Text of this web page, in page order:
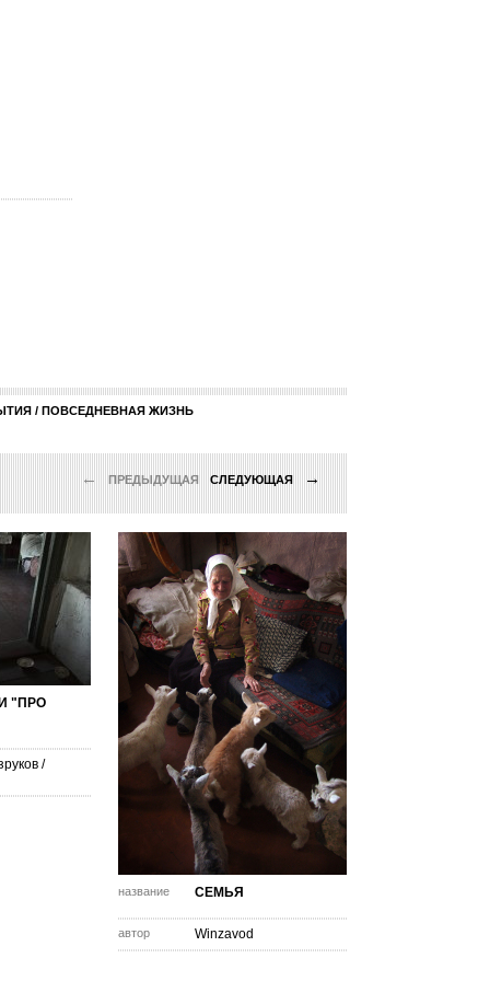
/ ПОВСЕДНЕВНАЯ ЖИЗНЬ
← ПРЕДЫДУЩАЯ СЛЕДУЮЩАЯ →
"ПРО
/
название СЕМЬЯ
автор Winzavod